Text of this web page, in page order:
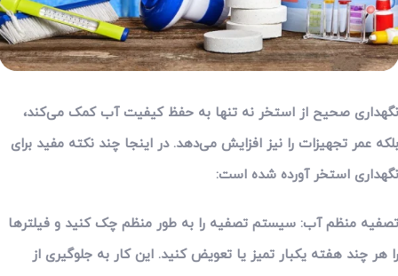
صحیح از استخر نه تنها به حفظ کیفیت آب کمک می‌کند،
عمر تجهیزات را نیز افزایش می‌دهد. در اینجا چند نکته مفید برای
استخر آورده شده است:
منظم آب: سیستم تصفیه را به طور منظم چک کنید و فیلترها
هر چند هفته یکبار تمیز یا تعویض کنید. این کار به جلوگیری از